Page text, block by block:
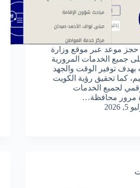
حجز موعد عبر موقع وزارة
جميع الخدمات المرورية
بهدف توفير الوقت والجهد
كما تحقيق رؤية الكويت
لجميع الخدمات
مرور محافظة…
5, 2026